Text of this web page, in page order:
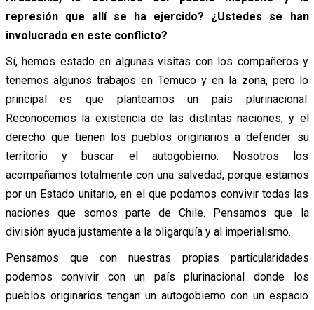
represión que allí se ha ejercido? ¿Ustedes se han
involucrado en este conflicto?
Sí, hemos estado en algunas visitas con los compañeros y
tenemos algunos trabajos en Temuco y en la zona, pero lo
principal es que planteamos un país plurinacional.
Reconocemos la existencia de las distintas naciones, y el
derecho que tienen los pueblos originarios a defender su
territorio y buscar el autogobierno. Nosotros los
acompañamos totalmente con una salvedad, porque estamos
por un Estado unitario, en el que podamos convivir todas las
naciones que somos parte de Chile. Pensamos que la
división ayuda justamente a la oligarquía y al imperialismo.
Pensamos que con nuestras propias particularidades
podemos convivir con un país plurinacional donde los
pueblos originarios tengan un autogobierno con un espacio